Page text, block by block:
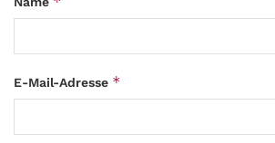
E-Mail-Adresse *